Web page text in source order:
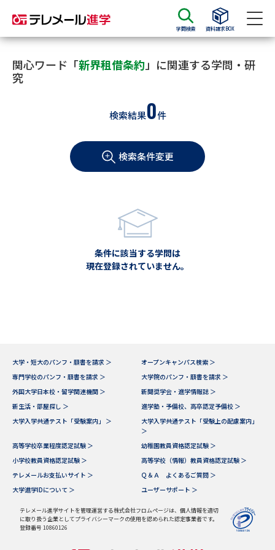
学問検索 資料請求BOX
資料請求 資料検索
大学・短大の資料種類から請求
学部・学科パンフ
総合型選抜・学校推薦型選抜 募
大学入学共通テスト利用選抜の
幼稚園教員資格認定試験 小学校教員資格認定試験
高等学校（情報）教員資格認定
試験
大学検索
大学で学べる内容や特徴を調べる
関心ワード「新界租借条約」に関連する学問・研
究
検索結果0件
検索条件変更
条件に該当する学問は
現在登録されていません。
大学・短大のパンフ・願書を請求 ＞
オープンキャンパス検索 ＞
専門学校のパンフ・願書を請求 ＞
大学院のパンフ・願書を請求 ＞
外国大学日本校・留学関連機関 ＞
新聞奨学会・進学情報誌 ＞
新生活・部屋探し ＞
進学塾・予備校、高卒認定予備校 ＞
大学入学共通テスト「受験案内」 ＞
大学入学共通テスト「受験上の配慮案内」
＞
高等学校卒業程度認定試験 ＞
幼稚園教員資格認定試験 ＞
小学校教員資格認定試験 ＞
高等学校（情報）教員資格認定試験 ＞
テレメールお支払いサイト ＞
Ｑ＆Ａ よくあるご質問 ＞
大学進学IDについて ＞
ユーザーサポート ＞
テレメール進学サイトを管理運営する株式会社フロムページは、個人情報を適切
に取り扱う企業としてプライバシーマークの使用を認められた認定事業者です。
登録番号 10860126